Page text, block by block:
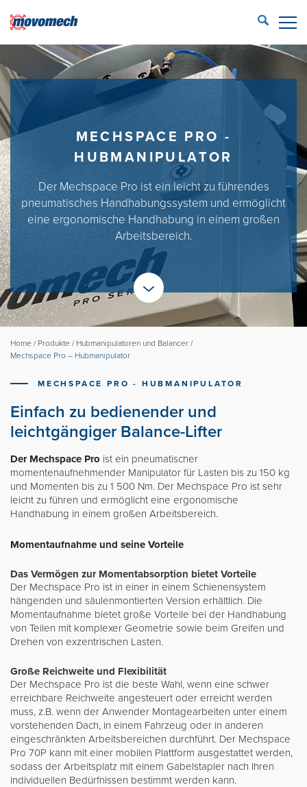
MECHSPACE PRO -
HUBMANIPULATOR
Der Mechspace Pro ist ein leicht zu führendes
pneumatisches Handhabungssystem und ermöglicht
eine ergonomische Handhabung in einem großen
Arbeitsbereich.
Home / Produkte / Hubmanipulatoren und Balancer /
Mechspace Pro – Hubmanipulator
MECHSPACE PRO - HUBMANIPULATOR
Einfach zu bedienender und
leichtgängiger Balance-Lifter
Der Mechspace Pro ist ein pneumatischer
momentenaufnehmender Manipulator für Lasten bis zu 150 kg
und Momenten bis zu 1 500 Nm. Der Mechspace Pro ist sehr
leicht zu führen und ermöglicht eine ergonomische
Handhabung in einem großen Arbeitsbereich.
Momentaufnahme und seine Vorteile
Das Vermögen zur Momentabsorption bietet Vorteile
Der Mechspace Pro ist in einer in einem Schienensystem
hängenden und säulenmontierten Version erhältlich. Die
Momentaufnahme bietet große Vorteile bei der Handhabung
von Teilen mit komplexer Geometrie sowie beim Greifen und
Drehen von exzentrischen Lasten.
Große Reichweite und Flexibilität
Der Mechspace Pro ist die beste Wahl, wenn eine schwer
erreichbare Reichweite angesteuert oder erreicht werden
muss, z.B. wenn der Anwender Montagearbeiten unter einem
vorstehenden Dach, in einem Fahrzeug oder in anderen
eingeschränkten Arbeitsbereichen durchführt. Der Mechspace
Pro 70P kann mit einer mobilen Plattform ausgestattet werden,
sodass der Arbeitsplatz mit einem Gabelstapler nach Ihren
individuellen Bedürfnissen bestimmt werden kann.
ECONFIG™ Login
HANDHABUNGSLÖSUNGEN
REFERENZEN
PRODUKTE
SERVICE
KONTAKT
PARTNER
GmbH
Movomech-Gruppe
Nachrichten
Svenska
English